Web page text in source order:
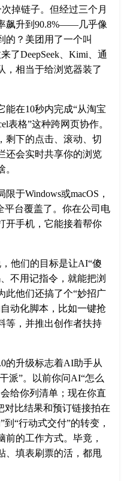
掉链子。但经过三个月
飙升到90.8%——几乎像
的？美团用了一个叫
了DeepSeek、Kimi、通
，相当于给浏览器装了
能在10秒内完成“从淘宝
表格”这种跨网页协作。
剩下的点击、滚动、切
还会实时共享你的浏览
于Windows或macOS，
平台覆盖了。你在公司电
开手机，它能接着帮你
他们的目标是让AI“傻
不用记指令，就能把浏
此他们还搞了个“妙招广
动化脚本，比如一键抢
等，并推出创作者扶持
的升级标志着AI助手从
派”。以前你问AI“怎么
给你列清单；现在你直
对比结果和预订链接拍在
“行动式交付”的转变，
的工作方式。毕竟，
、填表刷票的活，都甩